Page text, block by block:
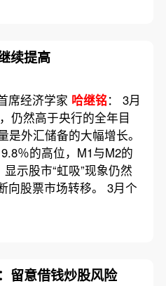
续提高
席经济学家 哈继铭： 3月
仍然高于央行的全年目
外汇储备的大幅增长。
％的高位，M1与M2的
示股市“虹吸”现象仍然
向股票市场转移。 3月个
留意借钱炒股风险